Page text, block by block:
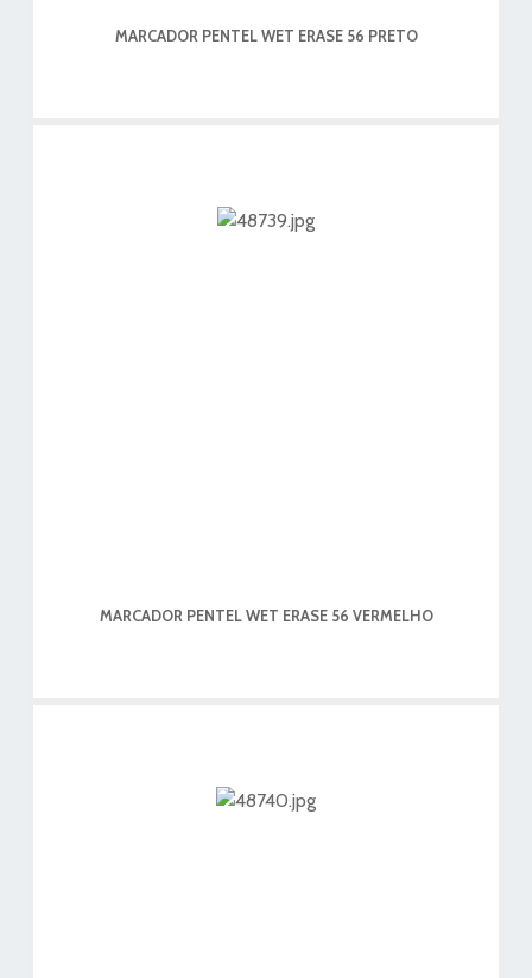
MARCADOR PENTEL WET ERASE 56 PRETO
MARCADOR PENTEL WET ERASE 56 VERMELHO